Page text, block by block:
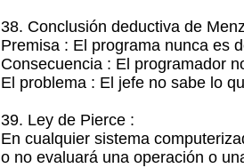
38. Conclusión deductiva de
Premisa : El programa nunca es
Consecuencia : El programador
El problema : El jefe no sabe lo
39. Ley de Pierce :
En cualquier sistema
o no evaluará una operación o